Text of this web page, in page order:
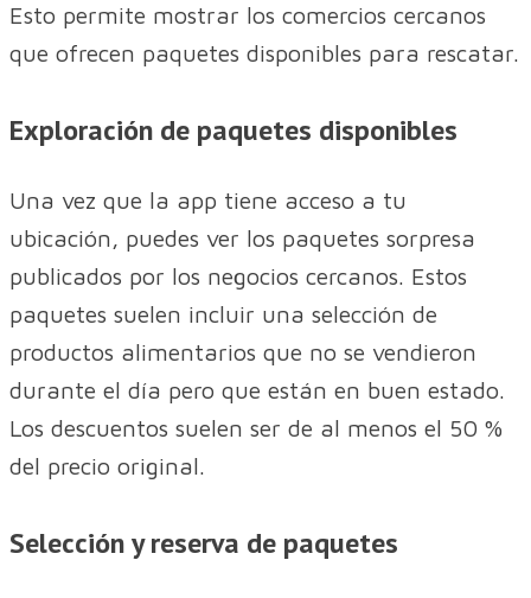
Esto permite mostrar los comercios cercanos
que ofrecen paquetes disponibles para rescatar.
Exploración de paquetes disponibles
Una vez que la app tiene acceso a tu
ubicación, puedes ver los paquetes sorpresa
publicados por los negocios cercanos. Estos
paquetes suelen incluir una selección de
productos alimentarios que no se vendieron
durante el día pero que están en buen estado.
Los descuentos suelen ser de al menos el 50 %
del precio original.
Selección y reserva de paquetes